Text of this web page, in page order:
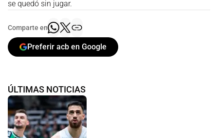
se quedó sin jugar.
Comparte en
Preferir acb en Google
ÚLTIMAS NOTICIAS